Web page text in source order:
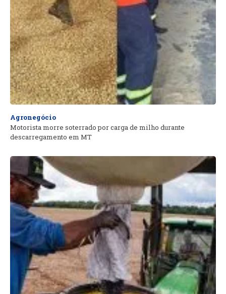
Agronegócio
Motorista morre soterrado por carga de milho durante
descarregamento em MT